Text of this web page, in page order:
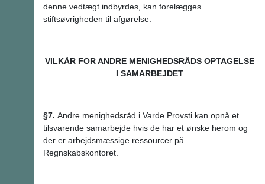
denne vedtægt indbyrdes, kan forelægges
stiftsøvrigheden til afgørelse.
VILKÅR FOR ANDRE MENIGHEDSRÅDS OPTAGELSE
I SAMARBEJDET
§7. Andre menighedsråd i Varde Provsti kan opnå et
tilsvarende samarbejde hvis de har et ønske herom og
der er arbejdsmæssige ressourcer på
Regnskabskontoret.